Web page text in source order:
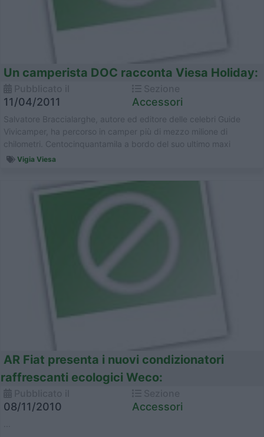
Un camperista DOC racconta Viesa Holiday:
11/04/2011 Accessori
Salvatore Braccialarghe, autore ed editore delle celebri Guide
Vivicamper, ha percorso in camper più di mezzo milione di
chilometri. Centocinquantamila a bordo del suo ultimo maxi
motorhome s...
Vigia Viesa
AR Fiat presenta i nuovi condizionatori
raffrescanti ecologici Weco:
08/11/2010 Accessori